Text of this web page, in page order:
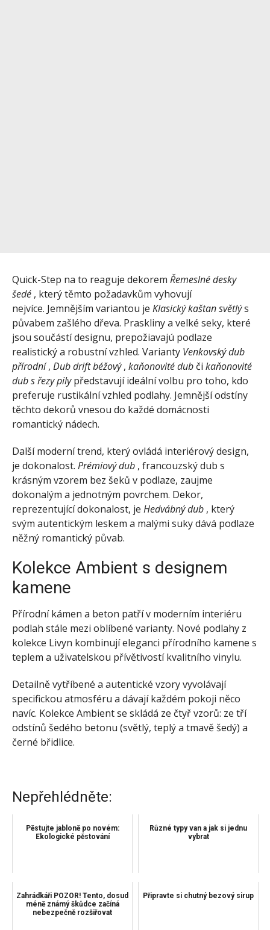
Quick-Step na to reaguje dekorem Řemeslné desky
šedé , který těmto požadavkům vyhovují
nejvíce. Jemnějším variantou je Klasický kaštan světlýs
půvabem zašlého dřeva. Praskliny a velké seky, které
jsou součástí designu, prepožiavajú podlaze
realistický a robustní vzhled. Varianty Venkovský dub
přírodní, Dub drift béžový, kaňonovité dub či kaňonovité
dub s řezy pilypředstavují ideální volbu pro toho, kdo
preferuje rustikální vzhled podlahy. Jemnější odstíny
těchto dekorů vnesou do každé domácnosti
romantický nádech.
Další moderní trend, který ovládá interiérový design,
je dokonalost. Prémiový dub , francouzský dub s
krásným vzorem bez šeků v podlaze, zaujme
dokonalým a jednotným povrchem. Dekor,
reprezentující dokonalost, je Hedvábný dub , který
svým autentickým leskem a malými suky dává podlaze
něžný romantický půvab.
Kolekce Ambient s designem
kamene
Přírodní kámen a beton patří v moderním interiéru
podlah stále mezi oblíbené varianty. Nové podlahy z
kolekce Livyn kombinují eleganci přírodního kamene s
teplem a uživatelskou přívětivostí kvalitního vinylu.
Detailně vytříbené a autentické vzory vyvolávají
specifickou atmosféru a dávají každém pokoji něco
navíc. Kolekce Ambient se skládá ze čtyř vzorů: ze tří
odstínů šedého betonu (světlý, teplý a tmavě šedý) a
černé břidlice.
Nepřehlédněte:
Pěstujte jabloně po novém:
Ekologické pěstování
Různé typy van a jak si jednu
vybrat
Zahrádkáři POZOR! Tento, dosud
méně známý škůdce začíná
nebezpečně rozšiřovat
Připravte si chutný bezový sirup